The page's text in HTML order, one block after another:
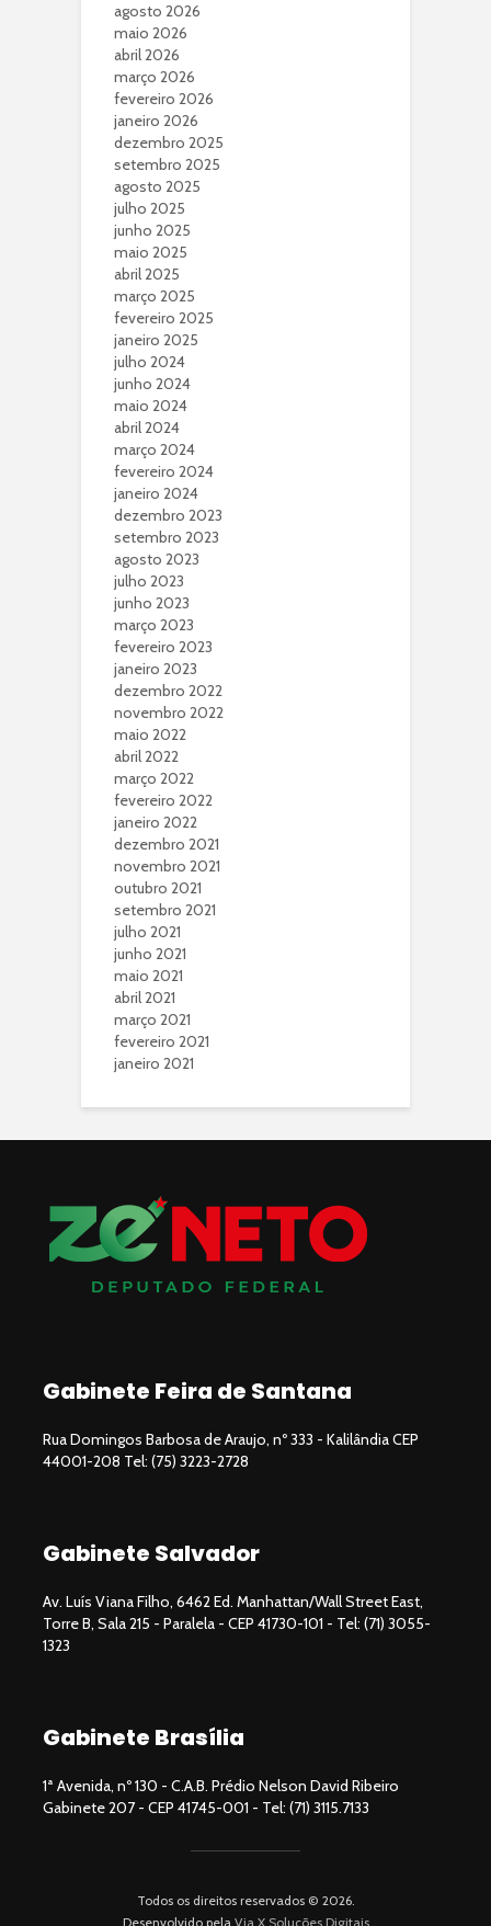
agosto 2026
maio 2026
abril 2026
março 2026
fevereiro 2026
janeiro 2026
dezembro 2025
setembro 2025
agosto 2025
julho 2025
junho 2025
maio 2025
abril 2025
março 2025
fevereiro 2025
janeiro 2025
julho 2024
junho 2024
maio 2024
abril 2024
março 2024
fevereiro 2024
janeiro 2024
dezembro 2023
setembro 2023
agosto 2023
julho 2023
junho 2023
março 2023
fevereiro 2023
janeiro 2023
dezembro 2022
novembro 2022
maio 2022
abril 2022
março 2022
fevereiro 2022
janeiro 2022
dezembro 2021
novembro 2021
outubro 2021
setembro 2021
julho 2021
junho 2021
maio 2021
abril 2021
março 2021
fevereiro 2021
janeiro 2021
Gabinete Feira de Santana
Rua Domingos Barbosa de Araujo, nº 333 - Kalilândia CEP
44001-208 Tel: (75) 3223-2728
Gabinete Salvador
Av. Luís Viana Filho, 6462 Ed. Manhattan/Wall Street East,
Torre B, Sala 215 - Paralela - CEP 41730-101 - Tel: (71) 3055-
1323
Gabinete Brasília
1ª Avenida, nº 130 - C.A.B. Prédio Nelson David Ribeiro
Gabinete 207 - CEP 41745-001 - Tel: (71) 3115.7133
Todos os direitos reservados © 2026.
Desenvolvido pela Via X Soluções Digitais